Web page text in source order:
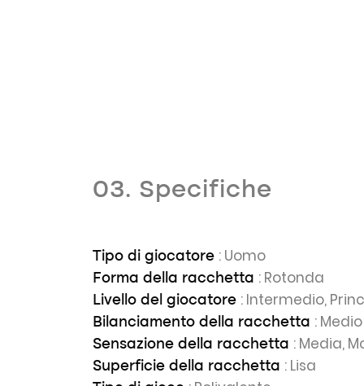
03. Specifiche
Tipo di giocatore : Uomo
Forma della racchetta : Rotonda
Livello del giocatore : Intermedio,
Bilanciamento della racchetta : Medio
Sensazione della racchetta : Media,
Superficie della racchetta : Lisa